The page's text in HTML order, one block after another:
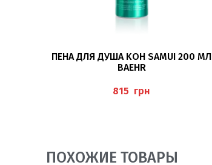
В КОРЗИНУ
ПЕНА ДЛЯ ДУША KOH SAMUI 200 МЛ
BAEHR
грн
ПОХОЖИЕ ТОВАРЫ